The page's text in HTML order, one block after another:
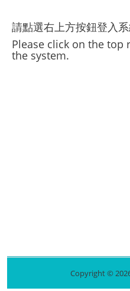
請點選右上方按鈕登入系
Please click on the
the system.
Copyright ©